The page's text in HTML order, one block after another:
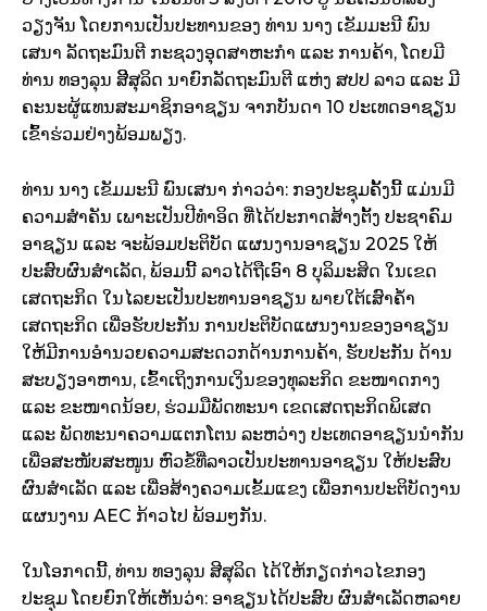
ວຽງຈັນ ໂດຍການເປັນປະທານຂອງ ທ່ານ ນາງ ເຂັມມະນີ ພົນ
ເສນາ ລັດຖະມົນຕີ ກະຊວງອຸດສາຫະກຳ ແລະ ການຄ້າ, ໂດຍມີ
ທ່ານ ທອງລຸນ ສິີສຸລິດ ນາຍົກລັດຖະມົນຕີ ແຫ່ງ ສປປ ລາວ ແລະ ມີ
ຄະນະຜູ້ແທນສະມາຊິກອາຊຽນ ຈາກບັນດາ 10 ປະເທດອາຊຽນ
ເຂົ້າຮ່ວມຢ່າງພ້ອມພຽງ.
ທ່ານ ນາງ ເຂັມມະນີ ພົນເສນາ ກ່າວວ່າ: ກອງປະຊຸມຄັ້ງນີ້ ແມ່ນມີ
ຄວາມສຳຄັນ ເພາະເປັນປີທຳອິດ ທີ່ໄດ້ປະກາດສ້າງຕັ້ງ ປະຊາຄົມ
ອາຊຽນ ແລະ ຈະພ້ອມປະຕິບັດ ແຜນງານອາຊຽນ 2025 ໃຫ້
ປະສົບຜົນສຳເລັດ, ພ້ອມນີ້ ລາວໄດ້ຖືເອົາ 8 ບຸລິມະສິດ ໃນເຂດ
ເສດຖະກິດ ໃນໄລຍະເປັນປະທານອາຊຽນ ພາຍໃຕ້ເສົາຄ້ຳ
ເສດຖະກິດ ເພື່ອຮັບປະກັນ ການປະຕິບັດແຜນງານຂອງອາຊຽນ
ໃຫ້ມີການອຳນວຍຄວາມສະດວກດ້ານການຄ້າ, ຮັບປະກັນ ດ້ານ
ສະບຽງອາຫານ, ເຂົ້າເຖິງການເງິນຂອງທຸລະກິດ ຂະໜາດກາງ
ແລະ ຂະໜາດນ້ອຍ, ຮ່ວມມືພັດທະນາ ເຂດເສດຖະກິດພິເສດ
ແລະ ພັດທະນາຄວາມແຕກໂຕນ ລະຫວ່າງ ປະເທດອາຊຽນນຳກັນ
ເພື່ອສະໜັບສະໜູນ ຫົວຂໍ້ທີ່ລາວເປັນປະທານອາຊຽນ ໃຫ້ປະສົບ
ຜົນສຳເລັດ ແລະ ເພື່ອສ້າງຄວາມເຂັ້ມແຂງ ເພື່ອການປະຕິບັດງານ
ແຜນງານ AEC ກ້າວໄປ ພ້ອມໆກັນ.
ໃນໂອກາດນີ້, ທ່ານ ທອງລຸນ ສີສຸລິດ ໄດ້ໃຫ້ກຽດກ່າວໄຂກອງ
ປະຊຸມ ໂດຍຍົກໃຫ້ເຫັນວ່າ: ອາຊຽນໄດ້ປະສົບ ຜົນສຳເລັດຫລາຍ